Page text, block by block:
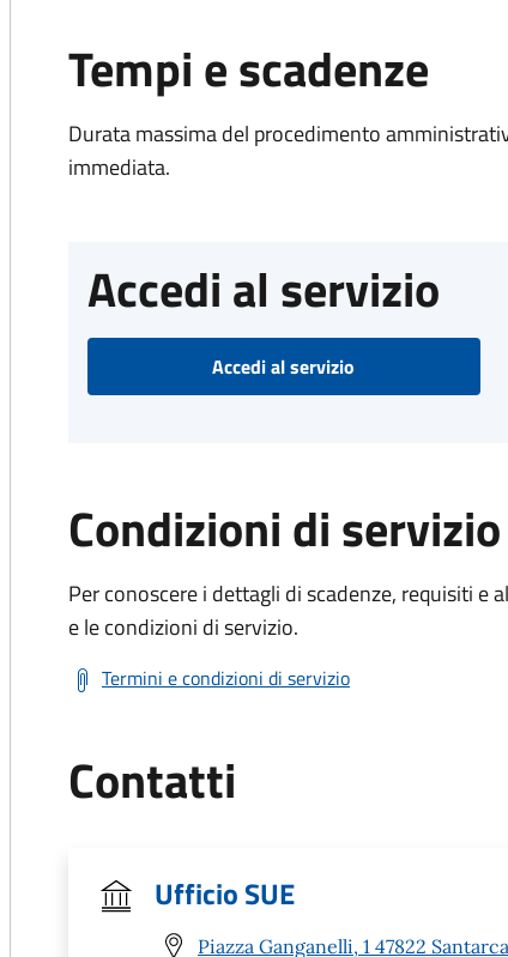
Tempi e scadenze
Durata massima del procedimento
immediata.
Accedi al servizio
Accedi al servizio
Condizioni di servizio
Per conoscere i dettagli di scadenze, requisiti
e le condizioni di servizio.
Termini e condizioni di servizio
Contatti
Ufficio SUE
Piazza Ganganelli, 1 47822